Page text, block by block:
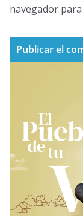
navegador
n
a
i